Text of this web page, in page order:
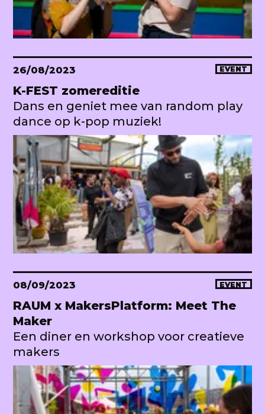
26/08/2023 EVENT
K-FEST zomereditie
Dans en geniet mee van random play
dance op k-pop muziek!
08/09/2023 EVENT
RAUM x MakersPlatform: Meet The
Maker
Een diner en workshop voor creatieve
makers